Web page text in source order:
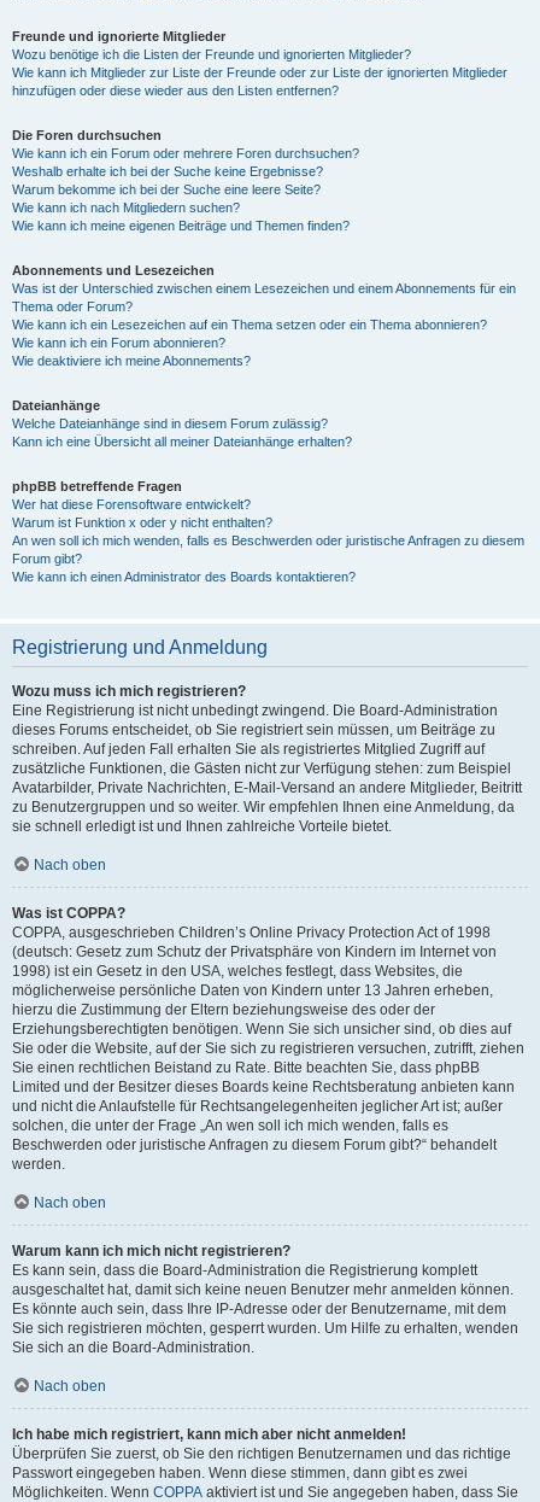
Freunde und ignorierte Mitglieder
Wozu benötige ich die Listen der Freunde und ignorierten Mitglieder?
Wie kann ich Mitglieder zur Liste der Freunde oder zur Liste der ignorierten Mitglieder
hinzufügen oder diese wieder aus den Listen entfernen?
Die Foren durchsuchen
Wie kann ich ein Forum oder mehrere Foren durchsuchen?
Weshalb erhalte ich bei der Suche keine Ergebnisse?
Warum bekomme ich bei der Suche eine leere Seite?
Wie kann ich nach Mitgliedern suchen?
Wie kann ich meine eigenen Beiträge und Themen finden?
Abonnements und Lesezeichen
Was ist der Unterschied zwischen einem Lesezeichen und einem Abonnements für ein
Thema oder Forum?
Wie kann ich ein Lesezeichen auf ein Thema setzen oder ein Thema abonnieren?
Wie kann ich ein Forum abonnieren?
Wie deaktiviere ich meine Abonnements?
Dateianhänge
Welche Dateianhänge sind in diesem Forum zulässig?
Kann ich eine Übersicht all meiner Dateianhänge erhalten?
phpBB betreffende Fragen
Wer hat diese Forensoftware entwickelt?
Warum ist Funktion x oder y nicht enthalten?
An wen soll ich mich wenden, falls es Beschwerden oder juristische Anfragen zu diesem
Forum gibt?
Wie kann ich einen Administrator des Boards kontaktieren?
Registrierung und Anmeldung
Wozu muss ich mich registrieren?
Eine Registrierung ist nicht unbedingt zwingend. Die Board-Administration
dieses Forums entscheidet, ob Sie registriert sein müssen, um Beiträge zu
schreiben. Auf jeden Fall erhalten Sie als registriertes Mitglied Zugriff auf
zusätzliche Funktionen, die Gästen nicht zur Verfügung stehen: zum Beispiel
Avatarbilder, Private Nachrichten, E-Mail-Versand an andere Mitglieder, Beitritt
zu Benutzergruppen und so weiter. Wir empfehlen Ihnen eine Anmeldung, da
sie schnell erledigt ist und Ihnen zahlreiche Vorteile bietet.
Nach oben
Was ist COPPA?
COPPA, ausgeschrieben Children’s Online Privacy Protection Act of 1998
(deutsch: Gesetz zum Schutz der Privatsphäre von Kindern im Internet von
1998) ist ein Gesetz in den USA, welches festlegt, dass Websites, die
möglicherweise persönliche Daten von Kindern unter 13 Jahren erheben,
hierzu die Zustimmung der Eltern beziehungsweise des oder der
Erziehungsberechtigten benötigen. Wenn Sie sich unsicher sind, ob dies auf
Sie oder die Website, auf der Sie sich zu registrieren versuchen, zutrifft, ziehen
Sie einen rechtlichen Beistand zu Rate. Bitte beachten Sie, dass phpBB
Limited und der Besitzer dieses Boards keine Rechtsberatung anbieten kann
und nicht die Anlaufstelle für Rechtsangelegenheiten jeglicher Art ist; außer
solchen, die unter der Frage „An wen soll ich mich wenden, falls es
Beschwerden oder juristische Anfragen zu diesem Forum gibt?“ behandelt
werden.
Nach oben
Warum kann ich mich nicht registrieren?
Es kann sein, dass die Board-Administration die Registrierung komplett
ausgeschaltet hat, damit sich keine neuen Benutzer mehr anmelden können.
Es könnte auch sein, dass Ihre IP-Adresse oder der Benutzername, mit dem
Sie sich registrieren möchten, gesperrt wurden. Um Hilfe zu erhalten, wenden
Sie sich an die Board-Administration.
Nach oben
Ich habe mich registriert, kann mich aber nicht anmelden!
Überprüfen Sie zuerst, ob Sie den richtigen Benutzernamen und das richtige
Passwort eingegeben haben. Wenn diese stimmen, dann gibt es zwei
Möglichkeiten. Wenn COPPA aktiviert ist und Sie angegeben haben, dass Sie